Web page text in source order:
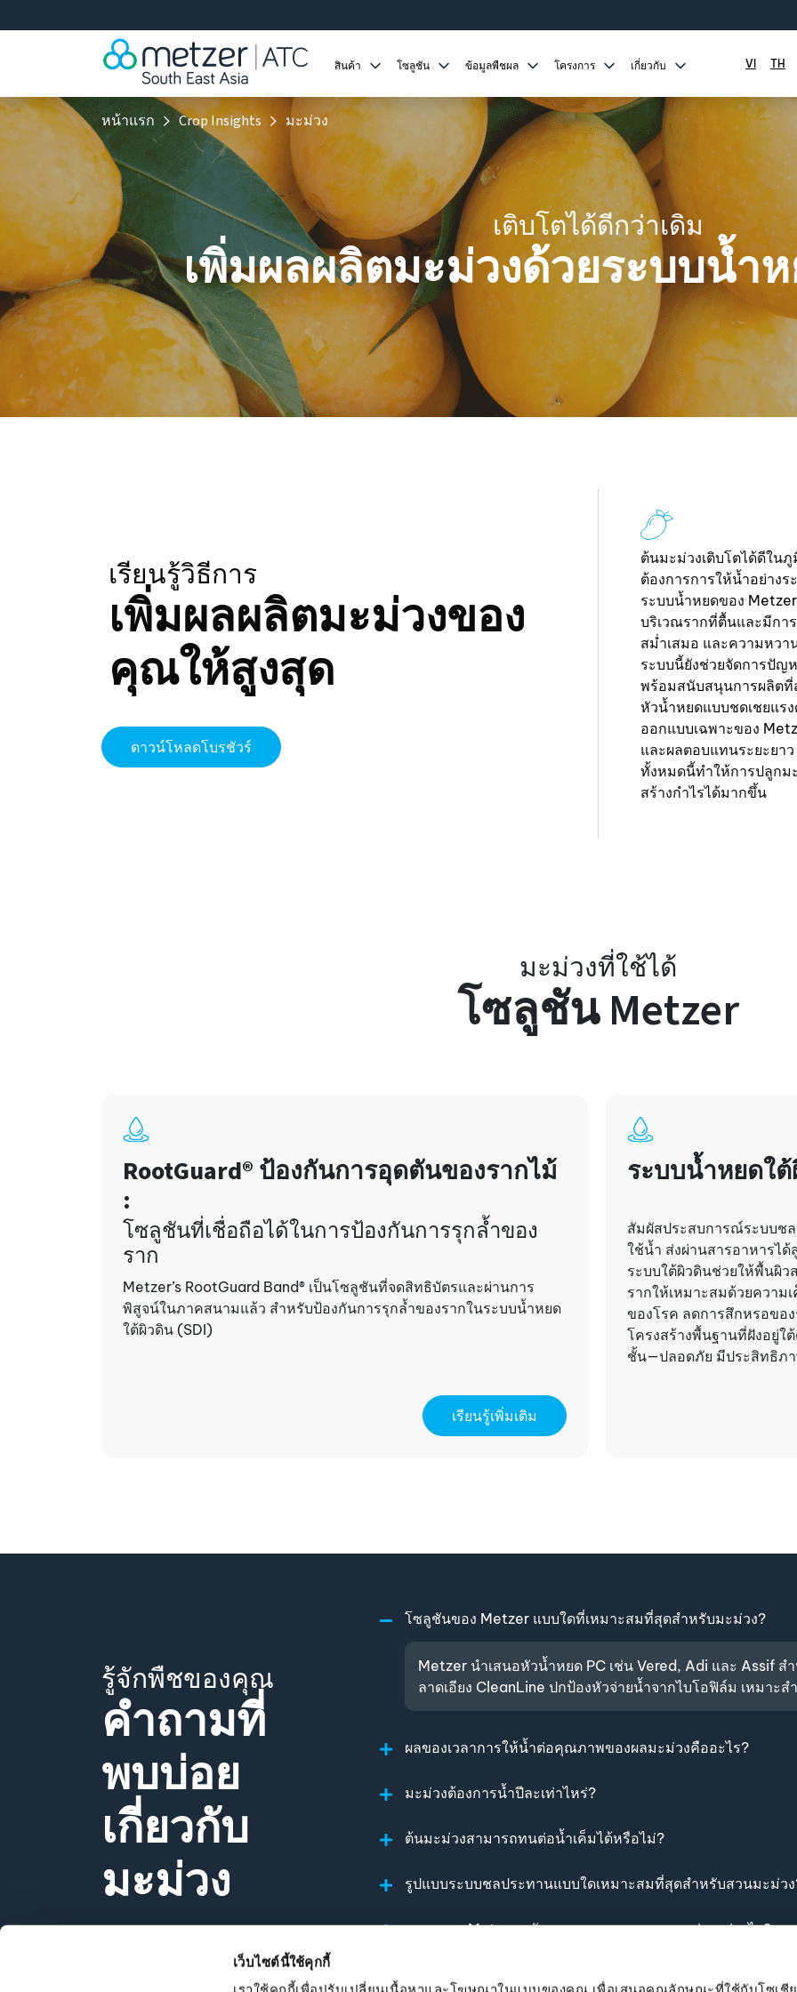
เว็บไซต์นี้ใช้คุกกี้
สินค้า โซลูชัน ข้อมูลพืชผล โครงการ เกี่ยวกับ VI TH
หน้าแรก Crop Insights มะม่วง
เติบโตได้ดีกว่าเดิม
เพิ่มผลผลิตมะม่วงด้วยระบบน้ำ
เรียนรู้วิธีการ
เพิ่มผลผลิตมะม่วงของ
คุณให้สูงสุด
ดาวน์โหลดโบรชัวร์
ต้นมะม่วงเติบโตได้ดีใน
ต้องการการให้น้ำอย่าง
ระบบน้ำหยดของ
บริเวณรากที่ตื้นและมีกา
สม่ำเสมอ และความหวา
ระบบนี้ยังช่วยจัดการปัญ
พร้อมสนับสนุนการผลิตที่
หัวน้ำหยดแบบชดเชยแร
ออกแบบเฉพาะของ
และผลตอบแทนระยะยาว
ทั้งหมดนี้ทำให้การปลูกม
สร้างกำไรได้มากขึ้น
มะม่วงที่ใช้ได้
โซลูชัน Metzer
RootGuard® ป้องกันการอุดตันของรากไม้
:
โซลูชันที่เชื่อถือได้ในการป้องกันการรุกล้ำของ
ราก
Metzer’s RootGuard Band® เป็นโซลูชันที่จดสิทธิบัตรและผ่านการ
พิสูจน์ในภาคสนามแล้ว สำหรับป้องกันการรุกล้ำของรากในระบบน้ำหยด
ใต้ผิวดิน (SDI)
เรียนรู้เพิ่มเติม
ระบบน้ำหยดใ
สัมผัสประสบการณ์ระบบช
ใช้น้ำ ส่งผ่านสารอาหารไ
ระบบใต้ผิวดินช่วยให้พื้นผิ
รากให้เหมาะสมด้วยความ
ของโรค ลดการสึกหรอขอ
โครงสร้างพื้นฐานที่ฝังอยู่ใ
ชั้น—ปลอดภัย มีประสิทธิภ
รู้จักพืชของคุณ
คำถามที่
พบบ่อย
เกี่ยวกับ
มะม่วง
โซลูชันของ Metzer แบบใดที่เหมาะสมที่สุดสำหรับมะม่วง?
Metzer นำเสนอหัวน้ำหยด PC เช่น Vered, Adi และ Assif
ลาดเอียง CleanLine ปกป้องหัวจ่ายน้ำจากไบโอฟิล์ม เหมาะ
ผลของเวลาการให้น้ำต่อคุณภาพของผลมะม่วงคืออะไร?
มะม่วงต้องการน้ำปีละเท่าไหร่?
ต้นมะม่วงสามารถทนต่อน้ำเค็มได้หรือไม่?
รูปแบบระบบชลประทานแบบใดเหมาะสมที่สุดสำหรับสวนมะม่ว
ระบบของ Metzer สนับสนุนสุขภาพรากของมะม่วงอย่างไร?